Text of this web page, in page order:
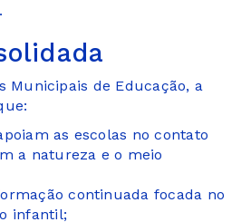
Municipais de Educação, a
as escolas no contato
a natureza e o meio
continuada focada no
infantil;